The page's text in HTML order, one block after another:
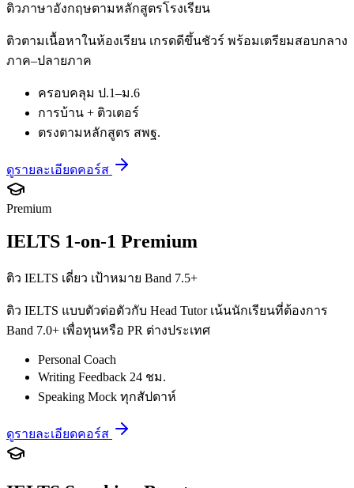
ติวภาษาอังกฤษตามหลักสูตรโรงเรียน
ติวตามเนื้อหาในห้องเรียน เกรดดีขึ้นชัวร์ พร้อมเตรียมสอบกลาง
ภาค–ปลายภาค
ครอบคลุม ป.1–ม.6
การบ้าน + ติวเตอร์
ตรงตามหลักสูตร สพฐ.
ดูรายละเอียดคอร์ส
Premium
IELTS 1-on-1 Premium
ติว IELTS เดี่ยว เป้าหมาย Band 7.5+
ติว IELTS แบบตัวต่อตัวกับ Head Tutor เน้นนักเรียนที่ต้องการ
Band 7.0+ เพื่อทุนหรือ PR ต่างประเทศ
Personal Coach
Writing Feedback 24 ชม.
Speaking Mock ทุกสัปดาห์
ดูรายละเอียดคอร์ส